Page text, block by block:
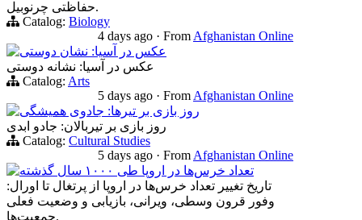
حفاظتی چرنوبیل.
Catalog: Biology
4 days ago · From Afghanistan Online
عکس در آسیا: نشان دوستی
عکس در آسیا: نشانه دوستی
Catalog: Arts
5 days ago · From Afghanistan Online
روز بازی بر تیرها: جادوی همیشگی
روز بازی بر تیربالان: جادو ابدی
Catalog: Cultural Studies
5 days ago · From Afghanistan Online
تعداد خرس‌ها در اروپا طی ۱۰۰۰ سال گذشته
تاریخ تغییر تعداد خرس‌ها در اروپا از پرتغال تا اورال:
وفور قرون وسطی، ویرانی، بازیابی و وضعیت فعلی
جمعیت‌ها.